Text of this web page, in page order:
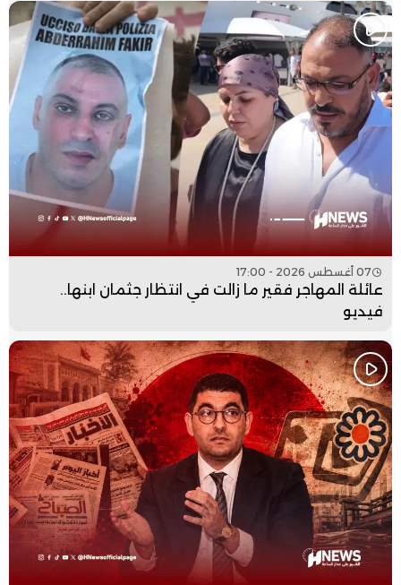
07 أغسطس 2026 - 17:00
عائلة المهاجر فقير ما زالت في انتظار جثمان ابنها..
فيديو